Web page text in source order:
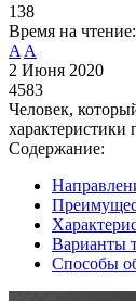
138
Время на чтение:
A A
2 Июня 2020
4583
Человек,
характеристики
Содержание:
Варианты
Способы